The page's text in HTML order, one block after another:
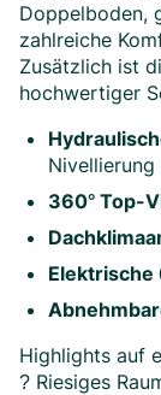
Doppelboden,
zahlreiche
Zusätzlich ist
hochwertiger
360° Top-
Highlights auf
? Riesiges